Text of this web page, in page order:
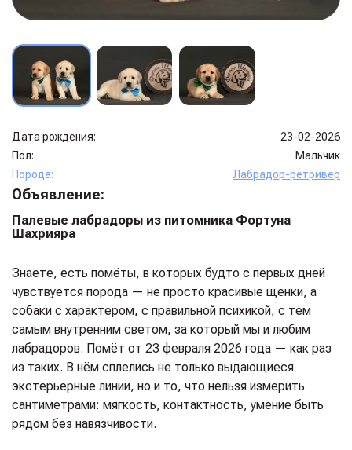
Дата рождения:
23-02-2026
Пол:
Мальчик
Порода:
Лабрадор-ретривер
Объявление:
Палевые лабрадоры из питомника Фортуна
Шахрияра
Знаете, есть помёты, в которых будто с первых дней
чувствуется порода — не просто красивые щенки, а
собаки с характером, с правильной психикой, с тем
самым внутренним светом, за который мы и любим
лабрадоров. Помёт от 23 февраля 2026 года — как раз
из таких. В нём сплелись не только выдающиеся
экстерьерные линии, но и то, что нельзя измерить
сантиметрами: мягкость, контактность, умение быть
рядом без навязчивости.